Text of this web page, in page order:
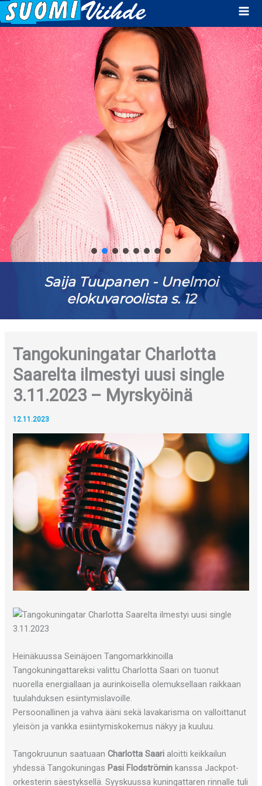
Saija Tuupanen - Unelmoi
elokuvaroolista s. 12
Tangokuningatar Charlotta
Saarelta ilmestyi uusi single
3.11.2023 – Myrskyöinä
12.11.2023
Heinäkuussa Seinäjoen Tangomarkkinoilla
Tangokuningattareksi valittu Charlotta Saari on tuonut
nuorella energiallaan ja aurinkoisella olemuksellaan raikkaan
tuulahduksen esiintymislavoille.
Persoonallinen ja vahva ääni sekä lavakarisma on valloittanut
yleisön ja vankka esiintymiskokemus näkyy ja kuuluu.
Tangokruunun saatuaanCharlotta Saari aloitti keikkailun
yhdessä Tangokuningas Pasi Flodströmin kanssa Jackpot-
orkesterin säestyksellä. Syyskuussa kuningattaren rinnalle tuli